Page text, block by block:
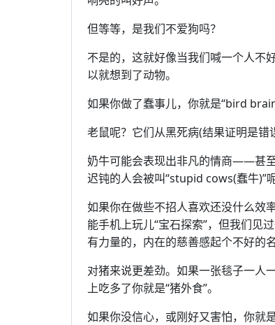
但等等，是我们不爱狗吗？
不是的，这就好像当我们喊一个人不
以就想到了动物。
如果你做了蠢事儿，你就是“bird
老鼠呢？它们从黑死病(结果证明是错
奶牛可能会表现出非凡的情商——甚
迟钝的人会被叫“stupid cows(蠢牛)”
如果你在做些不招人喜欢还没什么效
能手机上玩儿“宝石探索”，但我们见
有力量的，内在的慈善感起个不好的名
对猪来说更差劲。如果一张毯子一人
上吃多了你就是“猪外食”。
如果你没信心，或刚好又害怕，你就是